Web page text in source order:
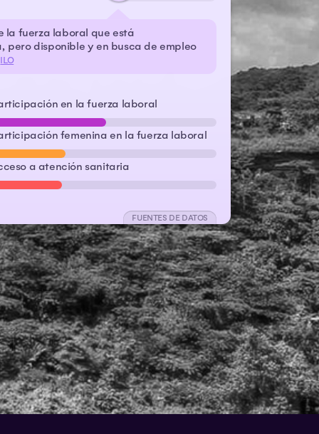
la fuerza laboral que está
pero disponible y en busca de empleo
ILO
en la fuerza laboral
femenina en la fuerza laboral
a atención sanitaria
FUENTES DE DATOS